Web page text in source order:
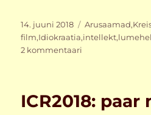
Postitatud
14. juuni 2018 Rubriigid
Arusaamad,
film,Idiokraatia,intellekt,
2 kommentaari
ICR2018: paar